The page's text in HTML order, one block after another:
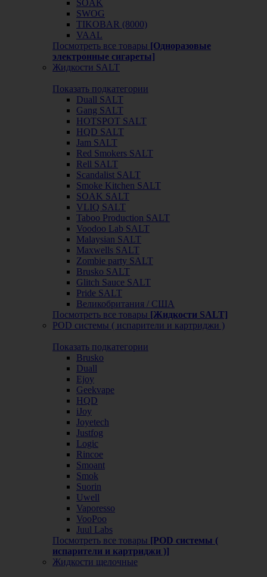
SOAK
SWOG
TIKOBAR (8000)
VAAL
Посмотреть все товары [Одноразовые
электронные сигареты]
Жидкости SALT
Показать подкатегории
Duall SALT
Gang SALT
HOTSPOT SALT
HQD SALT
Jam SALT
Red Smokers SALT
Rell SALT
Scandalist SALT
Smoke Kitchen SALT
SOAK SALT
VLIQ SALT
Taboo Production SALT
Voodoo Lab SALT
Malaysian SALT
Maxwells SALT
Zombie party SALT
Brusko SALT
Glitch Sauce SALT
Pride SALT
Великобритания / США
Посмотреть все товары [Жидкости SALT]
POD системы ( испарители и картриджи )
Показать подкатегории
Brusko
Duall
Ejoy
Geekvape
HQD
iJoy
Joyetech
Justfog
Logic
Rincoe
Smoant
Smok
Suorin
Uwell
Vaporesso
VooPoo
Juul Labs
Посмотреть все товары [POD системы (
испарители и картриджи )]
Жидкости щелочные